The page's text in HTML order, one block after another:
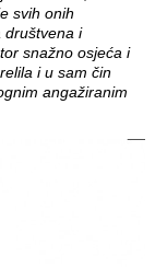
svih onih
društvena i
snažno osjeća i
i u sam čin
angažiranim